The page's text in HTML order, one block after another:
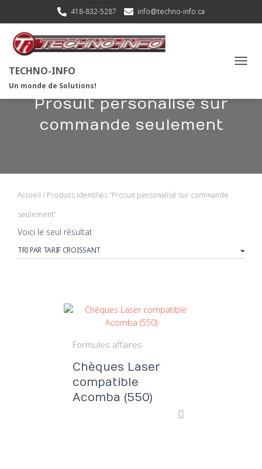
418-832-5287 info@techno-info.ca
TECHNO-INFO
Un monde de Solutions!
Prosuit personalisé sur
commande seulement
Accueil / Produits identifiés “Prosuit personalisé sur commande
seulement”
Voici le seul résultat
Formules affaires
Chèques Laser
compatible
Acomba (550)